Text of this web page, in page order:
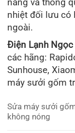
năng và thông
nhiệt đối lưu có
ngoài.
Điện Lạnh Ngọc
các hãng:
Sunhouse,
máy sưởi gốm
Sửa máy sưởi
không nóng